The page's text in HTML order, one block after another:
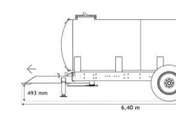
Zurück
arrow_backward